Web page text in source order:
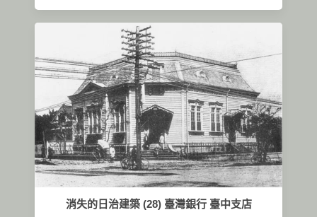
消失的日治建築 (28) 臺灣銀行 臺中支店